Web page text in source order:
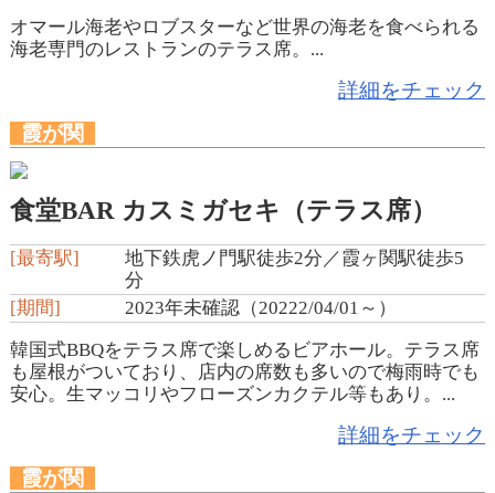
オマール海老やロブスターなど世界の海老を食べられる
海老専門のレストランのテラス席。...
詳細をチェック
霞が関
食堂BAR カスミガセキ（テラス席）
[最寄駅]
地下鉄虎ノ門駅徒歩2分／霞ヶ関駅徒歩5
分
[期間]
2023年未確認（20222/04/01～）
韓国式BBQをテラス席で楽しめるビアホール。テラス席
も屋根がついており、店内の席数も多いので梅雨時でも
安心。生マッコリやフローズンカクテル等もあり。...
詳細をチェック
霞が関